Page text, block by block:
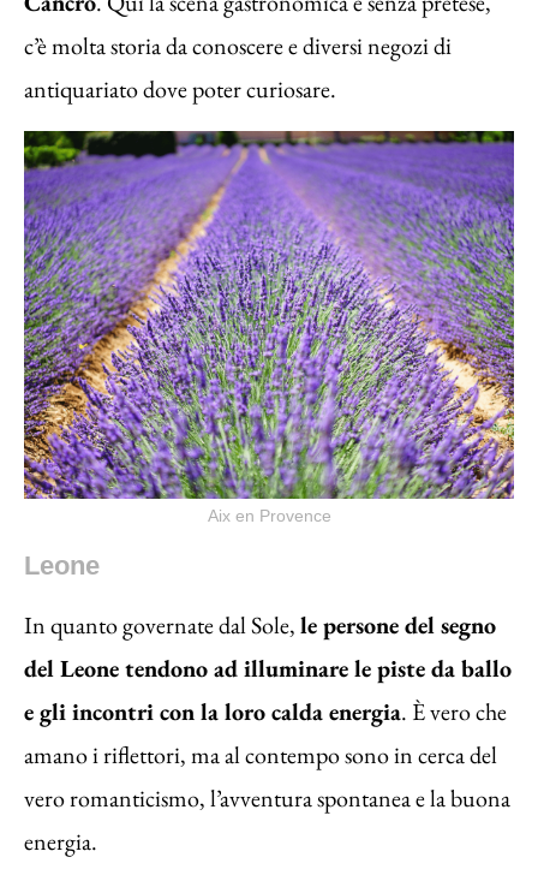
c’è molta storia da conoscere e diversi negozi di
antiquariato dove poter curiosare.
Aix en Provence
Leone
In quanto governate dal Sole,le persone del segno
del Leone tendono ad illuminare le piste da ballo
e gli incontri con la loro calda energia. È vero che
amano i riflettori, ma al contempo sono in cerca del
vero romanticismo, l’avventura spontanea e la buona
energia.